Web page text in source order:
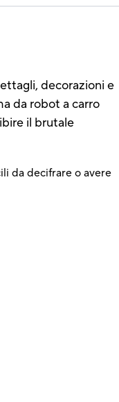
decorazioni e
da robot a carro
il brutale
da decifrare o avere